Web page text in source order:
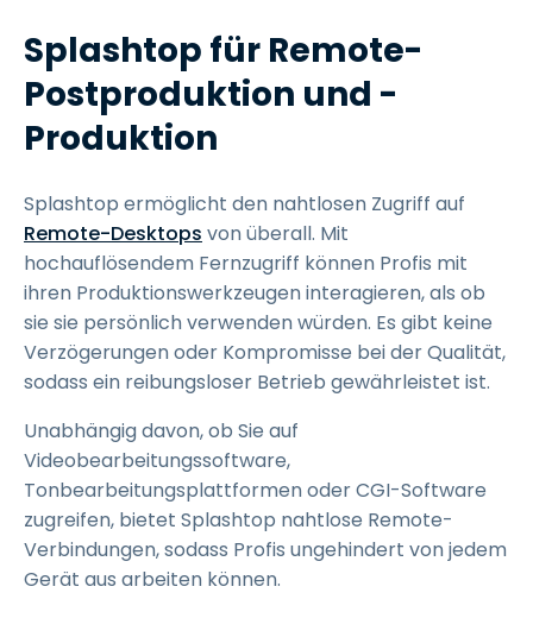
Splashtop für Remote-
Postproduktion und -
Produktion
Splashtop ermöglicht den nahtlosen Zugriff auf
Remote-Desktops von überall. Mit
hochauflösendem Fernzugriff können Profis mit
ihren Produktionswerkzeugen interagieren, als ob
sie sie persönlich verwenden würden. Es gibt keine
Verzögerungen oder Kompromisse bei der Qualität,
sodass ein reibungsloser Betrieb gewährleistet ist.
Unabhängig davon, ob Sie auf
Videobearbeitungssoftware,
Tonbearbeitungsplattformen oder CGI-Software
zugreifen, bietet Splashtop nahtlose Remote-
Verbindungen, sodass Profis ungehindert von jedem
Gerät aus arbeiten können.